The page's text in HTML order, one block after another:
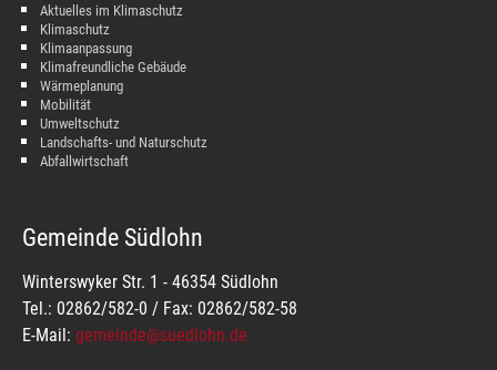
Aktuelles im Klimaschutz
Klimaschutz
Klimaanpassung
Klimafreundliche Gebäude
Wärmeplanung
Mobilität
Umweltschutz
Landschafts- und Naturschutz
Abfallwirtschaft
Gemeinde Südlohn
Winterswyker Str. 1 - 46354 Südlohn
Tel.: 02862/582-0 / Fax: 02862/582-58
E-Mail: gemeinde@suedlohn.de